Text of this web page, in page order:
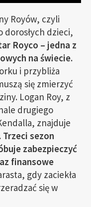
Royów, czyli
dorosłych dzieci,
Royco – jedna z
na świecie.
i przybliża
się zmierzyć
Logan Roy, z
drugiego
znajduje
Trzeci sezon
zabezpieczyć
finansowe
gdy zaciekła
się w